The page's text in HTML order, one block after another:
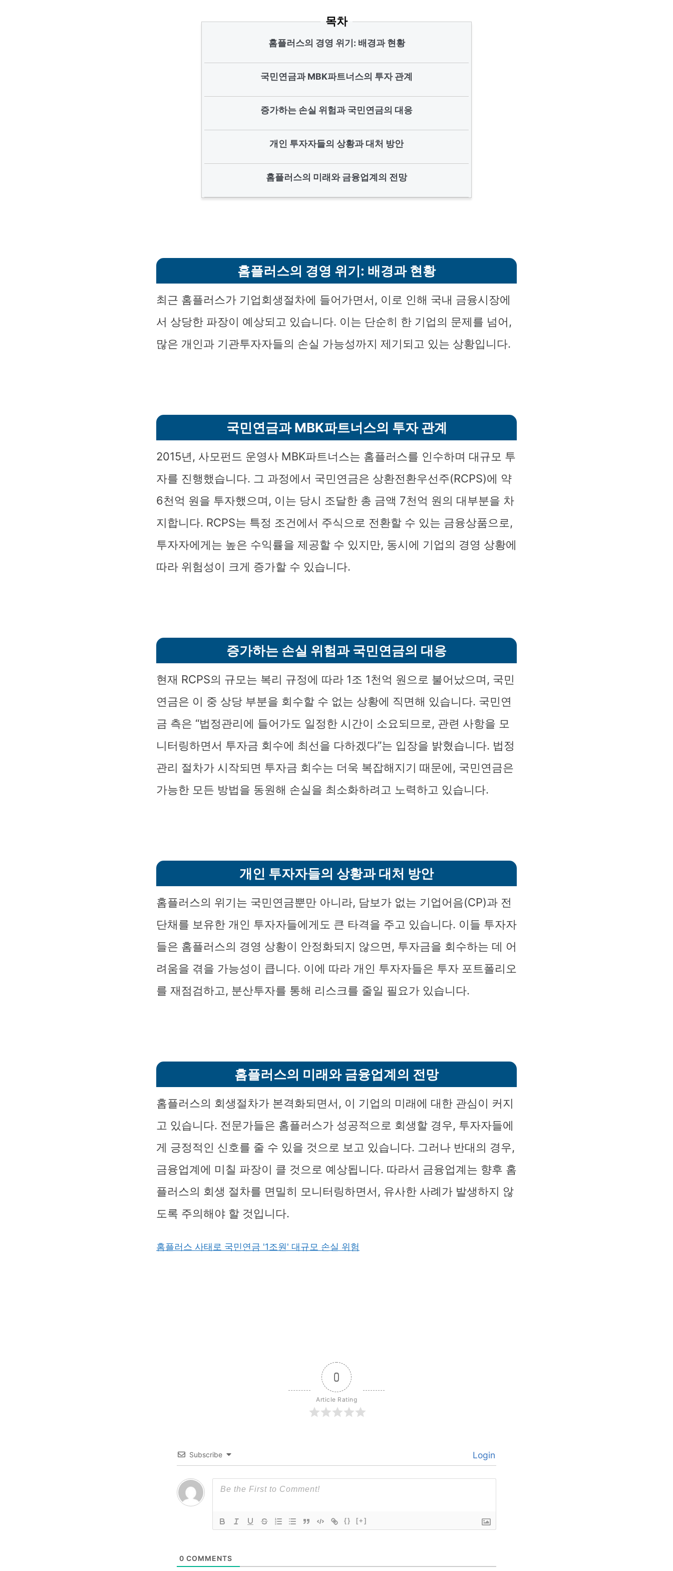
목차
홈플러스의 경영 위기: 배경과 현황
국민연금과 MBK파트너스의 투자 관계
증가하는 손실 위험과 국민연금의 대응
개인 투자자들의 상황과 대처 방안
홈플러스의 미래와 금융업계의 전망
홈플러스의 경영 위기: 배경과 현황
최근 홈플러스가 기업회생절차에 들어가면서, 이로 인해 국내 금융시장에
서 상당한 파장이 예상되고 있습니다. 이는 단순히 한 기업의 문제를 넘어,
많은 개인과 기관투자자들의 손실 가능성까지 제기되고 있는 상황입니다.
국민연금과 MBK파트너스의 투자 관계
2015년, 사모펀드 운영사 MBK파트너스는 홈플러스를 인수하며 대규모 투
자를 진행했습니다. 그 과정에서 국민연금은 상환전환우선주(RCPS)에 약
6천억 원을 투자했으며, 이는 당시 조달한 총 금액 7천억 원의 대부분을 차
지합니다. RCPS는 특정 조건에서 주식으로 전환할 수 있는 금융상품으로,
투자자에게는 높은 수익률을 제공할 수 있지만, 동시에 기업의 경영 상황에
따라 위험성이 크게 증가할 수 있습니다.
증가하는 손실 위험과 국민연금의 대응
현재 RCPS의 규모는 복리 규정에 따라 1조 1천억 원으로 불어났으며, 국민
연금은 이 중 상당 부분을 회수할 수 없는 상황에 직면해 있습니다. 국민연
금 측은 “법정관리에 들어가도 일정한 시간이 소요되므로, 관련 사항을 모
니터링하면서 투자금 회수에 최선을 다하겠다”는 입장을 밝혔습니다. 법정
관리 절차가 시작되면 투자금 회수는 더욱 복잡해지기 때문에, 국민연금은
가능한 모든 방법을 동원해 손실을 최소화하려고 노력하고 있습니다.
개인 투자자들의 상황과 대처 방안
홈플러스의 위기는 국민연금뿐만 아니라, 담보가 없는 기업어음(CP)과 전
단채를 보유한 개인 투자자들에게도 큰 타격을 주고 있습니다. 이들 투자자
들은 홈플러스의 경영 상황이 안정화되지 않으면, 투자금을 회수하는 데 어
려움을 겪을 가능성이 큽니다. 이에 따라 개인 투자자들은 투자 포트폴리오
를 재점검하고, 분산투자를 통해 리스크를 줄일 필요가 있습니다.
홈플러스의 미래와 금융업계의 전망
홈플러스의 회생절차가 본격화되면서, 이 기업의 미래에 대한 관심이 커지
고 있습니다. 전문가들은 홈플러스가 성공적으로 회생할 경우, 투자자들에
게 긍정적인 신호를 줄 수 있을 것으로 보고 있습니다. 그러나 반대의 경우,
금융업계에 미칠 파장이 클 것으로 예상됩니다. 따라서 금융업계는 향후 홈
플러스의 회생 절차를 면밀히 모니터링하면서, 유사한 사례가 발생하지 않
도록 주의해야 할 것입니다.
홈플러스 사태로 국민연금 '1조원' 대규모 손실 위험
0
Article Rating
Subscribe Login
{} [+]
0 COMMENTS